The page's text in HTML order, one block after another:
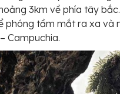
3km về phía tây
phóng tầm mắt ra xa và
Campuchia.